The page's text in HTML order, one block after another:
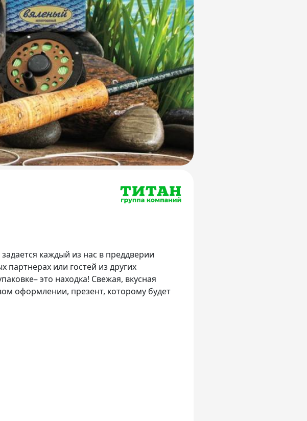
каждый из нас в преддверии
партнерах или гостей из других
это находка! Свежая, вкусная
оформлении, презент, которому будет